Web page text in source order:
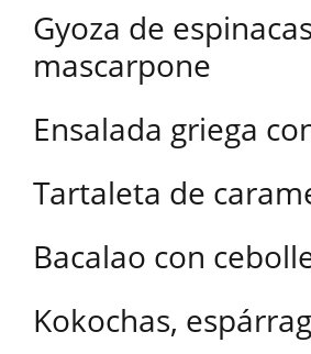
Gyoza de
mascarpone
Ensalada griega
Tartaleta de
Bacalao con
Kokochas,